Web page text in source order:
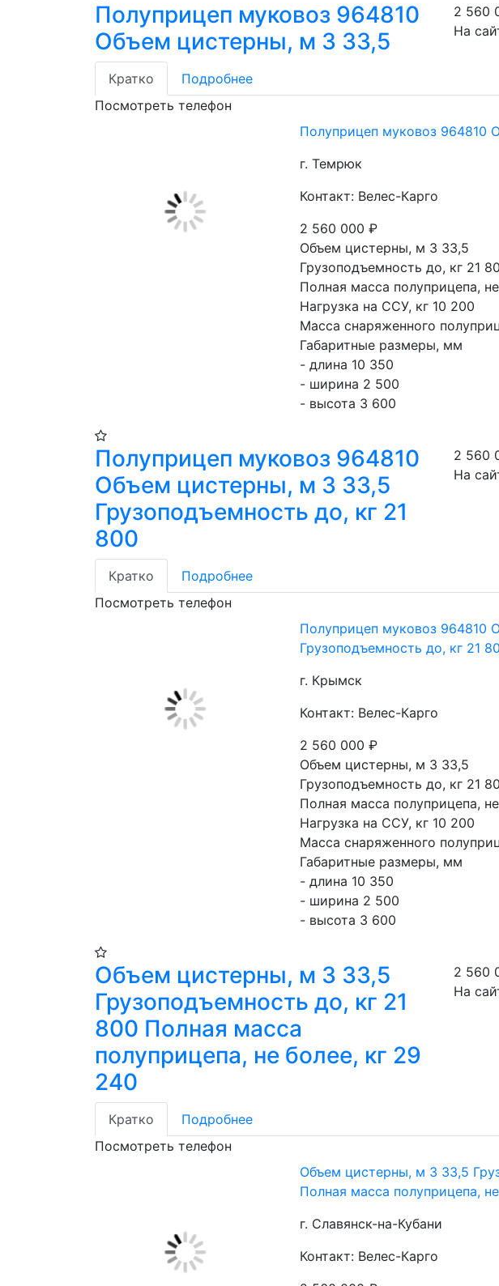
Полуприцеп муковоз 964810
Объем цистерны, м 3 33,5
2 560
На
Кратко
Подробнее
Посмотреть телефон
Полуприцеп муковоз 964810
г. Темрюк
Контакт: Велес-Карго
2 560 000₽
Объем цистерны, м 3 33,5
Грузоподъемность до, кг 21
Полная масса полуприцепа,
Нагрузка на ССУ, кг 10 200
Масса снаряженного
Габаритные размеры, мм
- длина 10 350
- ширина 2 500
- высота 3 600
Полуприцеп муковоз 964810
Объем цистерны, м 3 33,5
Грузоподъемность до, кг 21
800
2 560
На
Кратко
Подробнее
Посмотреть телефон
Полуприцеп муковоз 964810
Грузоподъемность до, кг 21
г. Крымск
Контакт: Велес-Карго
2 560 000₽
Объем цистерны, м 3 33,5
Грузоподъемность до, кг 21
Полная масса полуприцепа,
Нагрузка на ССУ, кг 10 200
Масса снаряженного
Габаритные размеры, мм
- длина 10 350
- ширина 2 500
- высота 3 600
Объем цистерны, м 3 33,5
Грузоподъемность до, кг 21
800 Полная масса
полуприцепа, не более, кг 29
240
2 560
На
Кратко
Подробнее
Посмотреть телефон
Объем цистерны, м 3 33,5
Полная масса полуприцепа,
г. Славянск-на-Кубани
Контакт: Велес-Карго